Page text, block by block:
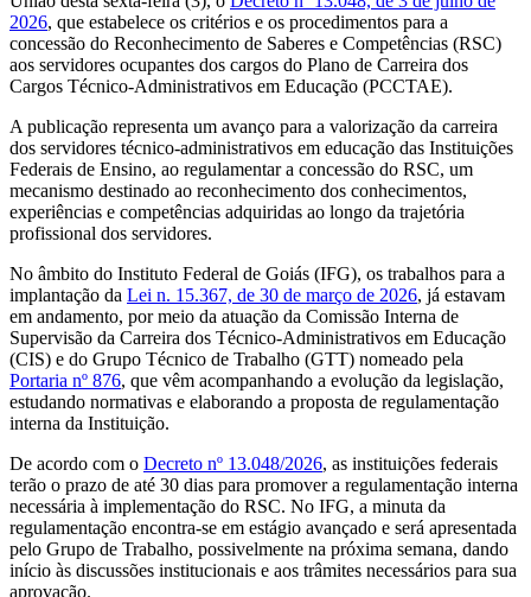
2026, que estabelece os critérios e os procedimentos para a
concessão do Reconhecimento de Saberes e Competências (RSC)
aos servidores ocupantes dos cargos do Plano de Carreira dos
Cargos Técnico-Administrativos em Educação (PCCTAE).
A publicação representa um avanço para a valorização da carreira
dos servidores técnico-administrativos em educação das Instituições
Federais de Ensino, ao regulamentar a concessão do RSC, um
mecanismo destinado ao reconhecimento dos conhecimentos,
experiências e competências adquiridas ao longo da trajetória
profissional dos servidores.
No âmbito do Instituto Federal de Goiás (IFG), os trabalhos para a
implantação da Lei n. 15.367, de 30 de março de 2026, já estavam
em andamento, por meio da atuação da Comissão Interna de
Supervisão da Carreira dos Técnico-Administrativos em Educação
(CIS) e do Grupo Técnico de Trabalho (GTT) nomeado pela
Portaria nº 876, que vêm acompanhando a evolução da legislação,
estudando normativas e elaborando a proposta de regulamentação
interna da Instituição.
De acordo com o Decreto nº 13.048/2026, as instituições federais
terão o prazo de até 30 dias para promover a regulamentação interna
necessária à implementação do RSC. No IFG, a minuta da
regulamentação encontra-se em estágio avançado e será apresentada
pelo Grupo de Trabalho, possivelmente na próxima semana, dando
início às discussões institucionais e aos trâmites necessários para sua
aprovação.